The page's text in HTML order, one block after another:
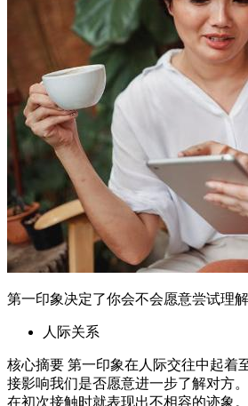
第一印象决定了你会不会愿意尝试理
人际关系
核心摘要 第一印象在人际交往中起着
接影响我们是否愿意进一步了解对方
在初次接触时就表现出不相容的迹象